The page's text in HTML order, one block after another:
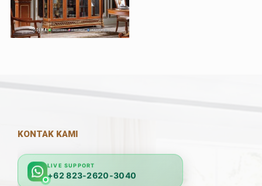
KONTAK KAMI
LIVE SUPPORT
+62 823-2620-3040